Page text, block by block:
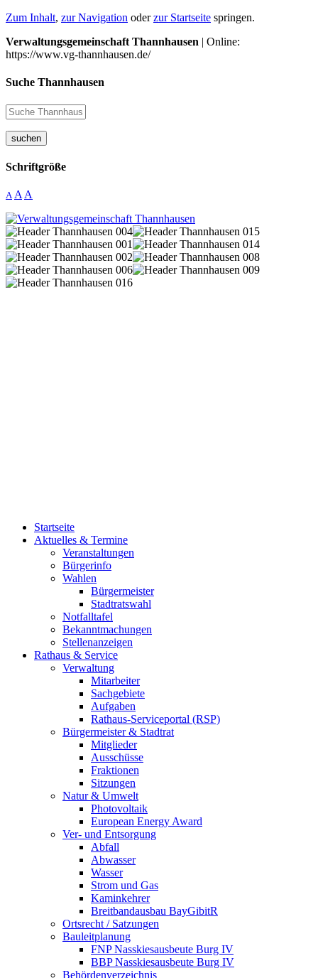
Zum Inhalt, zur Navigation oderzur Startseite springen.
Verwaltungsgemeinschaft Thannhausen | Online:
https://www.vg-thannhausen.de/
Suche Thannhausen
suchen
Schriftgröße
A A A
Startseite
Aktuelles & Termine
Veranstaltungen
Bürgerinfo
Wahlen
Bürgermeister
Stadtratswahl
Notfalltafel
Bekanntmachungen
Stellenanzeigen
Rathaus & Service
Verwaltung
Mitarbeiter
Sachgebiete
Aufgaben
Rathaus-Serviceportal (RSP)
Bürgermeister & Stadtrat
Mitglieder
Ausschüsse
Fraktionen
Sitzungen
Natur & Umwelt
Photovoltaik
European Energy Award
Ver- und Entsorgung
Abfall
Abwasser
Wasser
Strom und Gas
Kaminkehrer
Breitbandausbau BayGibitR
Ortsrecht / Satzungen
Bauleitplanung
FNP Nasskiesausbeute Burg IV
BBP Nasskiesausbeute Burg IV
Behördenverzeichnis